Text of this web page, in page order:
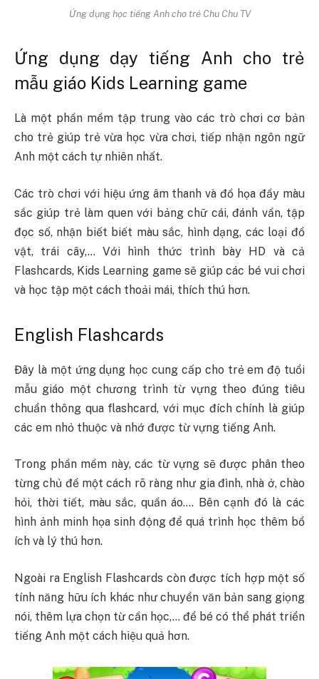
Ứng dụng học tiếng Anh cho trẻ Chu Chu TV
Ứng dụng dạy tiếng Anh cho trẻ
mẫu giáo Kids Learning game
Là một phần mềm tập trung vào các trò chơi cơ bản
cho trẻ giúp trẻ vừa học vừa chơi, tiếp nhận ngôn ngữ
Anh một cách tự nhiên nhất.
Các trò chơi với hiệu ứng âm thanh và đồ họa đầy màu
sắc giúp trẻ làm quen với bảng chữ cái, đánh vần, tập
đọc số, nhận biết biết màu sắc, hình dạng, các loại đồ
vật, trái cây,… Với hình thức trình bày HD và cả
Flashcards, Kids Learning game sẽ giúp các bé vui chơi
và học tập một cách thoải mái, thích thú hơn.
English Flashcards
Đây là một ứng dụng học cung cấp cho trẻ em độ tuổi
mẫu giáo một chương trình từ vựng theo đúng tiêu
chuẩn thông qua flashcard, với mục đích chính là giúp
các em nhỏ thuộc và nhớ được từ vựng tiếng Anh.
Trong phần mềm này, các từ vựng sẽ được phân theo
từng chủ đề một cách rõ ràng như gia đình, nhà ở, chào
hỏi, thời tiết, màu sắc, quần áo…. Bên cạnh đó là các
hình ảnh minh họa sinh động để quá trình học thêm bổ
ích và lý thú hơn.
Ngoài ra English Flashcards còn được tích hợp một số
tính năng hữu ích khác như chuyển văn bản sang giọng
nói, thêm lựa chọn từ cần học,… để bé có thể phát triển
tiếng Anh một cách hiệu quả hơn.